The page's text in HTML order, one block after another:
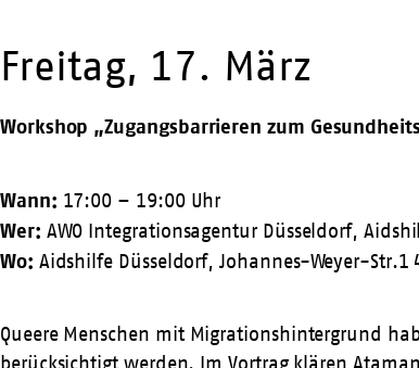
Freitag, 17. März
Workshop „Zugangsbarrieren zum
Wann: 17:00 – 19:00 Uhr
Wer: AWO Integrationsagentur Düsseldorf,
Wo: Aidshilfe Düsseldorf, Johannes-Weyer-Str.1
Queere Menschen mit Migrationshintergrund
berücksichtigt werden. Im Vortrag klären